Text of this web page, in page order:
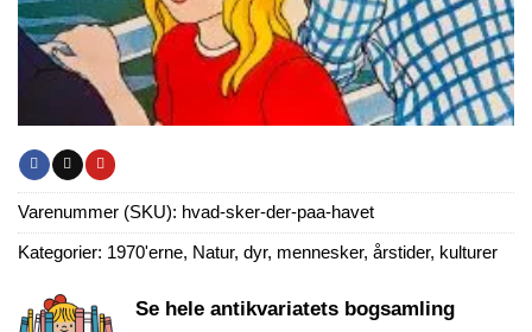
Varenummer (SKU): hvad-sker-der-paa-havet
Kategorier: 1970'erne, Natur, dyr, mennesker, årstider, kulturer
Se hele antikvariatets bogsamling